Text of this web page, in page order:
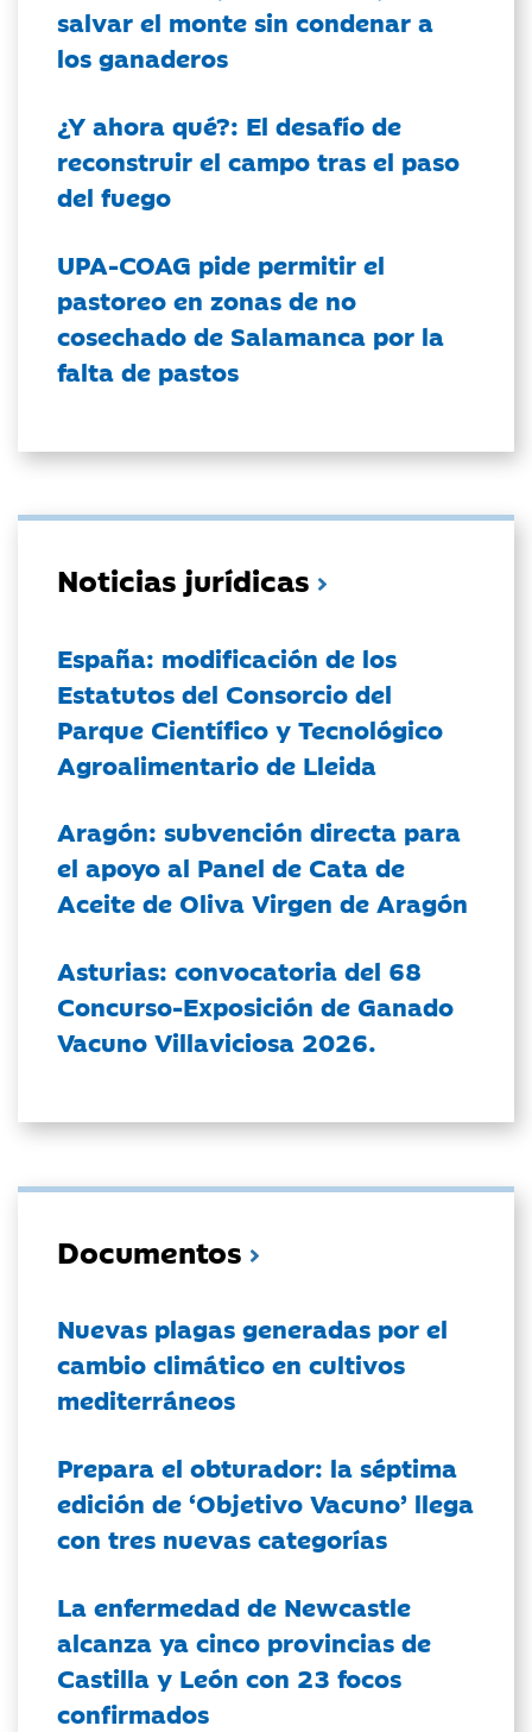
salvar el monte sin condenar a
los ganaderos
¿Y ahora qué?: El desafío de
reconstruir el campo tras el paso
del fuego
UPA-COAG pide permitir el
pastoreo en zonas de no
cosechado de Salamanca por la
falta de pastos
Noticias jurídicas
España: modificación de los
Estatutos del Consorcio del
Parque Científico y Tecnológico
Agroalimentario de Lleida
Aragón: subvención directa para
el apoyo al Panel de Cata de
Aceite de Oliva Virgen de Aragón
Asturias: convocatoria del 68
Concurso-Exposición de Ganado
Vacuno Villaviciosa 2026.
Documentos
Nuevas plagas generadas por el
cambio climático en cultivos
mediterráneos
Prepara el obturador: la séptima
edición de ‘Objetivo Vacuno’ llega
con tres nuevas categorías
La enfermedad de Newcastle
alcanza ya cinco provincias de
Castilla y León con 23 focos
confirmados